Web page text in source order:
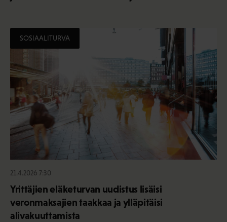
SOSIAALITURVA
21.4.2026 7:30
Yrittäjien eläketurvan uudistus lisäisi
veronmaksajien taakkaa ja ylläpitäisi
alivakuuttamista